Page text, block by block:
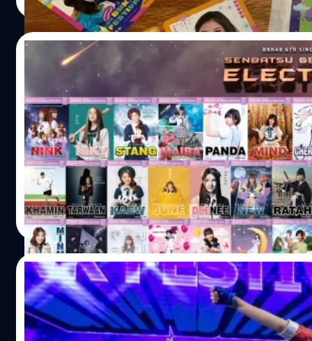
28/11/2018
มาแล้วๆ โปสเตอร์เลือกตั้งของเมมเบอร์
Senbatsu General Election
หลังจากที่มีวีดีโอหาเสียงไปแล้วก่อนหน้านี้ (15 พ.ย. 2561) วั
BNK48 6th Single Senbatsu General Election ของเมมเ
BNK48 ซึ่งก็เป็นการสะท้อนความเป็นตัวตนของแต่ล่ะคนออ
กันมาก รักใคร เชียร์ใครก็ตามกำลังนะครัช สำหรับช่องทาง
ใครที่อยากจะได้ CD BNK48 5th Single "BNK Festival"
เป็นที่เรียบร้อย จะเหลือก็เพียง BNK48 5th Single "BNK
เป็นกำลังใจกันต่อไปครับ กดดูรูปจากลิ้งค์ด้านล่างนี้
set=a.1823380201122563&type=1&l=2bc86d1c48 ที่มา :
Meechok Dechpokasup| 2811 days ago
Read More
25/11/2018
BNK48 โชว์เพลง BNK Festival ครั้งแรกในง
2018 [อัลบั้มภาพ, มีคลิป]